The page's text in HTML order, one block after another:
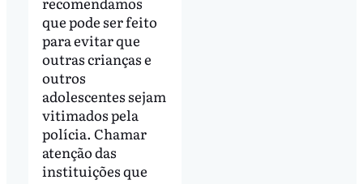
que pode ser feito
para evitar que
outras crianças e
outros
adolescentes sejam
vitimados pela
polícia. Chamar
atenção das
instituições que